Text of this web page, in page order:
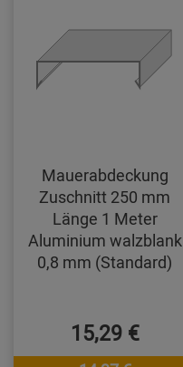
Mauerabdeckung
Zuschnitt 250 mm
Länge 1 Meter
Aluminium walzblank
0,8 mm (Standard)
15,29 €